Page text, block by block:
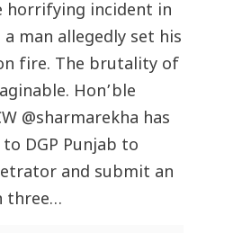
horrifying incident in
man allegedly set his
fire. The brutality of
Hon’ble
@sharmarekha has
DGP Punjab to
and submit an
three…